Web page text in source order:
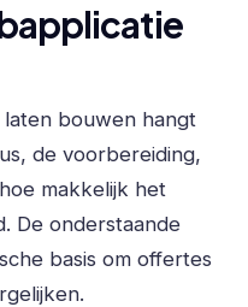
bouwen hangt
de voorbereiding,
makkelijk het
De onderstaande
basis om offertes